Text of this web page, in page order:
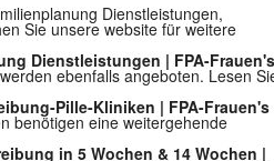
Dienstleistungen,
Sie unsere website für weitere
Dienstleistungen | FPA-Frauen's
ebenfalls angeboten. Lesen
Pille-Kliniken | FPA-Frauen's
benötigen eine weitergehende
in 5 Wochen & 14 Wochen |